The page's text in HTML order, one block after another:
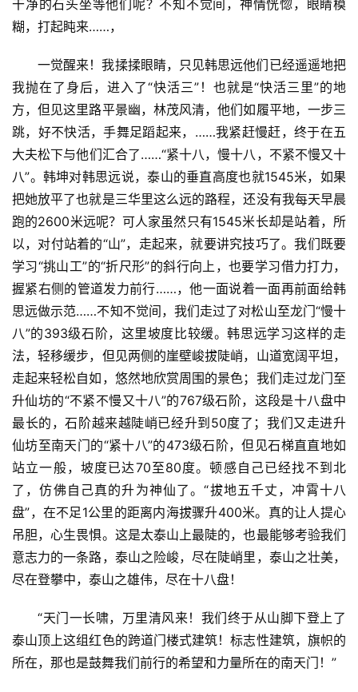
首
页
资
商
业
干净的石头坐等他们呢？不知不觉间，神情恍惚，眼睛模
糊，打起盹来……，
一觉醒来！我揉揉眼睛，只见韩思远他们已经遥遥地把
我抛在了身后，进入了“快活三”！也就是“快活三里”的地
方，但见这里路平景幽，林茂风清，他们如履平地，一步三
跳，好不快活，手舞足蹈起来，……我紧赶慢赶，终于在五
大夫松下与他们汇合了……“紧十八，慢十八，不紧不慢又十
八”。韩坤对韩思远说，泰山的垂直高度也就1545米，如果
把她放平了也就是三华里这么远的路程，还没有我每天早晨
跑的2600米远呢？可人家虽然只有1545米长却是站着，所
以，对付站着的“山”，走起来，就要讲究技巧了。我们既要
学习“挑山工”的“折尺形”的斜行向上，也要学习借力打力，
握紧右侧的管道发力前行……，他一面说着一面再前面给韩
思远做示范……不知不觉间，我们走过了对松山至龙门“慢十
八”的393级石阶，这里坡度比较缓。韩思远学习这样的走
法，轻移缓步，但见两侧的崖壁峻拔陡峭，山道宽阔平坦，
走起来轻松自如，悠然地欣赏周围的景色；我们走过龙门至
升仙坊的“不紧不慢又十八”的767级石阶，这段是十八盘中
最长的，石阶越来越陡峭已经升到50度了；我们又走进升
仙坊至南天门的“紧十八”的473级石阶，但见石梯直直地如
站立一般，坡度已达70至80度。顿感自己已经找不到北
了，仿佛自己真的升为神仙了。“拔地五千丈，冲霄十八
盘”，在不足1公里的距离内海拔骤升400米。真的让人提心
吊胆，心生畏惧。这是太泰山上最陡的，也最能够考验我们
意志力的一条路，泰山之险峻，尽在陡峭里，泰山之壮美，
尽在登攀中，泰山之雄伟，尽在十八盘！
“天门一长啸，万里清风来！我们终于从山脚下登上了
泰山顶上这组红色的跨道门楼式建筑！标志性建筑，旗帜的
所在，那也是鼓舞我们前行的希望和力量所在的南天门！”